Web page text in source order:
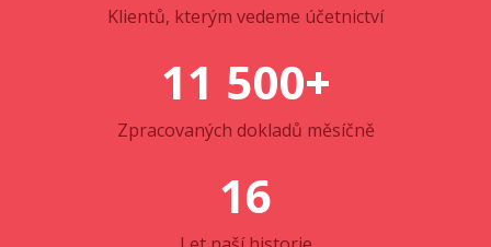
Klientů, kterým vedeme účetnictví
11 500+
Zpracovaných dokladů měsíčně
16